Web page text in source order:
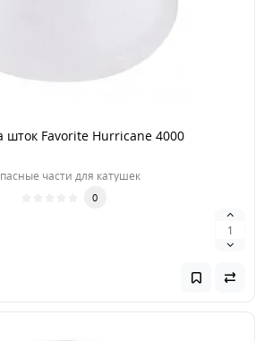
шток Favorite Hurricane 4000
части для катушек
0